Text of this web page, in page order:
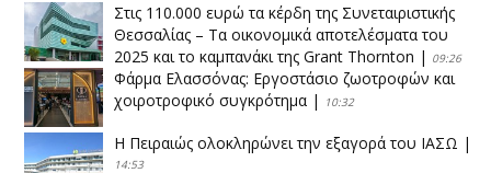
Στις 110.000 ευρώ τα κέρδη της Συνεταιριστικής
Θεσσαλίας – Τα οικονομικά αποτελέσματα του
2025 και το καμπανάκι της Grant Thornton | 09:26
Φάρμα Ελασσόνας: Εργοστάσιο ζωοτροφών και
χοιροτροφικό συγκρότημα | 10:32
Η Πειραιώς ολοκληρώνει την εξαγορά του ΙΑΣΩ |
14:53